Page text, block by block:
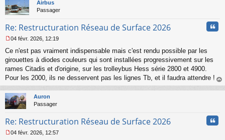
g
e
o
l
u
Airbus
Passager
Re: Restructuration Réseau de Surface 2026
e
s
s
g
n
o
l
u
04 févr. 2026, 12:19
Ce n'est pas vraiment indispensable mais c'est rendu possible par les
girouettes à diodes couleurs qui sont installées progressivement sur les
rames Citadis et d'origine, sur les trolleybus Hess série 2800 et 4900.
Pour les 2000, ils ne desservent pas les lignes Tb, et il faudra attendre !
au
Auron
Passager
Re: Restructuration Réseau de Surface 2026
04 févr. 2026, 12:57